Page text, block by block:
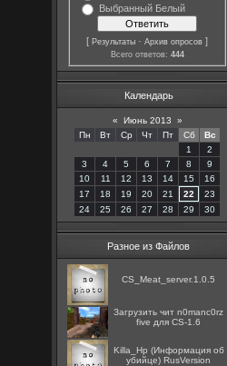
Выбранный Белый
[Результаты ·Архив опросов ]
Всего ответов: 444
Календарь
« Июнь 2013
»
Пн
Вт Ср Чт Пт Сб
Вс
1
2
3
4 5 6 7 8
9
10
11 12 13 14 15
16
17
18 19 20 21 22
23
24
25 26 27 28 29 30
Разное из Файлов
CS_Meat_server.1.0.5
Загрузить чит n0manc0rz
five для CS-1.6
Killa_Hp (Информация об
убийце) RusVersion